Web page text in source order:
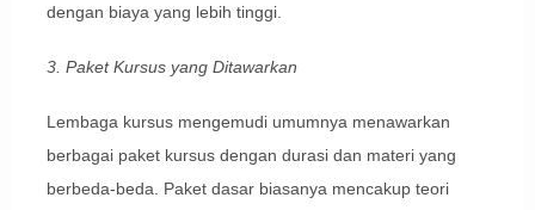
dengan biaya yang lebih tinggi.
3. Paket Kursus yang Ditawarkan
Lembaga kursus mengemudi umumnya menawarkan
berbagai paket kursus dengan durasi dan materi yang
berbeda-beda. Paket dasar biasanya mencakup teori